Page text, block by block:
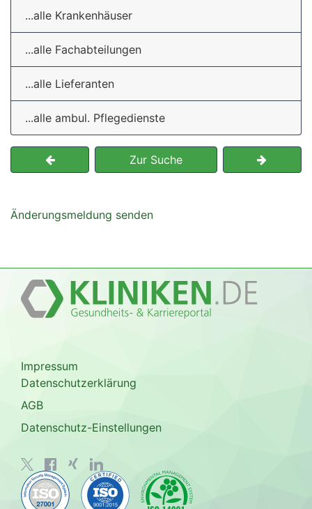
...alle Krankenhäuser
...alle Fachabteilungen
...alle Lieferanten
...alle ambul. Pflegedienste
Zur Suche
Änderungsmeldung senden
Impressum
Datenschutzerklärung
AGB
Datenschutz-Einstellungen